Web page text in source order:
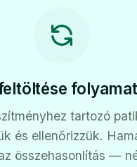
tartozó
és ellenőrizzük.
összehasonlítás —